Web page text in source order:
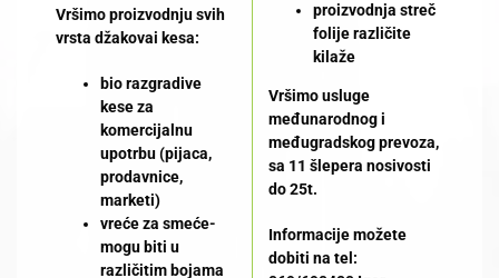
Vršimo proizvodnju svih
vrsta džakovai kesa:
bio razgradive
kese za
komercijalnu
upotrbu (pijaca,
prodavnice,
marketi)
vreće za smeće-
mogu biti u
različitim bojama
proizvodnja streč
folije različite
kilaže
Vršimo usluge
međunarodnog i
međugradskog prevoza,
sa 11 šlepera nosivosti
do 25t.
Informacije možete
dobiti na tel: